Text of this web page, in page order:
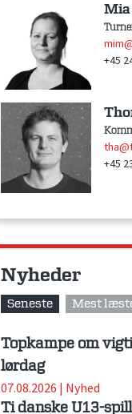
+45
+45
Nyheder
Seneste Mest
Topkampe om
lørdag
07.08.2026 | Nyhed
Ti danske U13-